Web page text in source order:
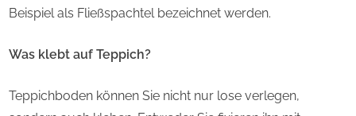
Beispiel als Fließspachtel bezeichnet werden.
Was klebt auf Teppich?
Teppichboden können Sie nicht nur lose verlegen,